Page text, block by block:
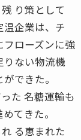
り策として
企業は、チ
フローズンに強
りない物流機
できた。
た 名糖運輸も
てきた。
る恵まれた